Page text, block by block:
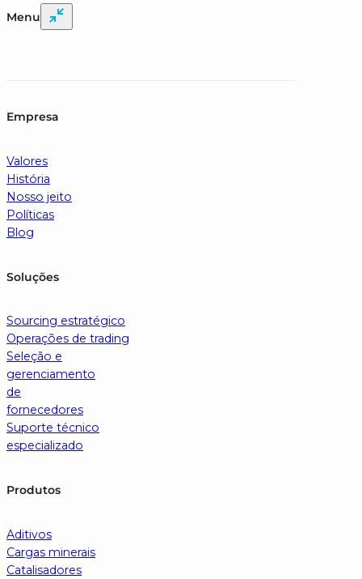
Menu
Empresa
Valores
História
Nosso jeito
Políticas
Blog
Soluções
Sourcing estratégico
Operações de trading
Seleção e
gerenciamento
de
fornecedores
Suporte técnico
especializado
Produtos
Aditivos
Cargas minerais
Catalisadores